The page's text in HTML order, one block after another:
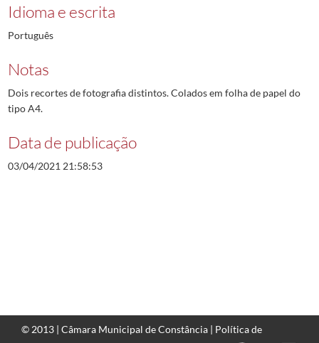
Idioma e escrita
Português
Notas
Dois recortes de fotografia distintos. Colados em folha de papel do
tipo A4.
Data de publicação
03/04/2021 21:58:53
© 2013 | Câmara Municipal de Constância | Política de